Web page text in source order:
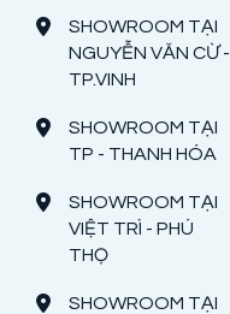
SHOWROOM TẠI
NGUYỄN VĂN CỪ -
TP.VINH
SHOWROOM TẠI
TP - THANH HÓA
SHOWROOM TẠI
VIỆT TRÌ - PHÚ
THỌ
SHOWROOM TẠI